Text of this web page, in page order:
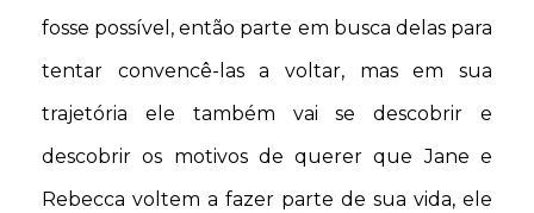
fosse possível, então parte em busca delas para
tentar convencê-las a voltar, mas em sua
trajetória ele também vai se descobrir e
descobrir os motivos de querer que Jane e
Rebecca voltem a fazer parte de sua vida, ele